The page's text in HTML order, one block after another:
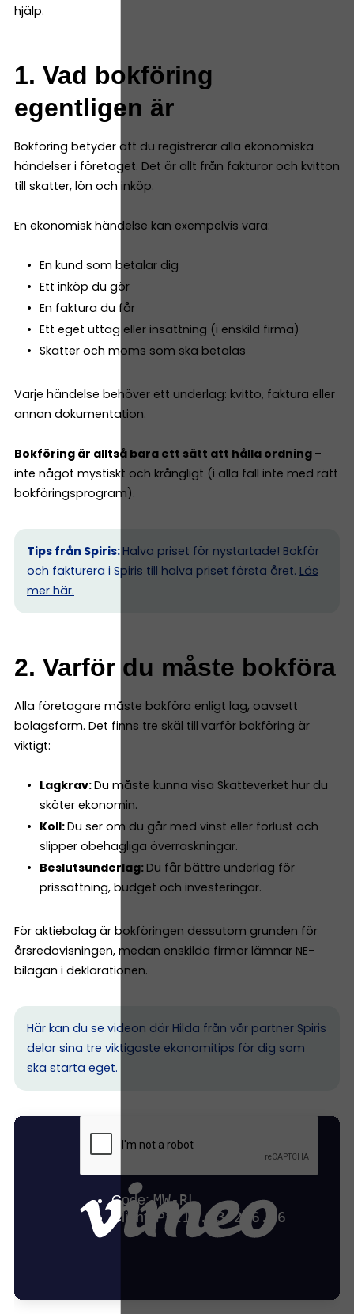
hjälp.
1. Vad bokföring
egentligen är
Bokföring betyder att du registrerar alla ekonomiska
händelser i företaget. Det är allt från fakturor och kvitton
till skatter, lön och inköp.
En ekonomisk händelse kan exempelvis vara:
En kund som betalar dig
Ett inköp du gör
En faktura du får
Ett eget uttag eller insättning (i enskild firma)
Skatter och moms som ska betalas
Varje händelse behöver ett underlag: kvitto, faktura eller
annan dokumentation.
Bokföring är alltså bara ett sätt att hålla ordning –
inte något mystiskt och krångligt (i alla fall inte med rätt
bokföringsprogram).
Tips från Spiris: Halva priset för nystartade! Bokför
och fakturera i Spiris till halva priset första året. Läs
mer här.
2. Varför du måste bokföra
Alla företagare måste bokföra enligt lag, oavsett
bolagsform. Det finns tre skäl till varför bokföring är
viktigt:
Lagkrav:Du måste kunna visa Skatteverket hur du
sköter ekonomin.
Koll:Du ser om du går med vinst eller förlust och
slipper obehagliga överraskningar.
Beslutsunderlag: Du får bättre underlag för
prissättning, budget och investeringar.
För aktiebolag är bokföringen dessutom grunden för
årsredovisningen, medan enskilda firmor lämnar NE-
bilagan i deklarationen.
Här kan du se videon där Hilda från vår partner Spiris
delar sina tre viktigaste ekonomitips för dig som
ska starta eget.